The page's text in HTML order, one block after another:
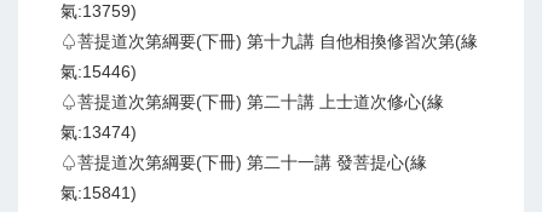
氣:13759)
♤菩提道次第綱要(下冊) 第十九講 自他相換修習次第(緣
氣:15446)
♤菩提道次第綱要(下冊) 第二十講 上士道次修心(緣
氣:13474)
♤菩提道次第綱要(下冊) 第二十一講 發菩提心(緣
氣:15841)